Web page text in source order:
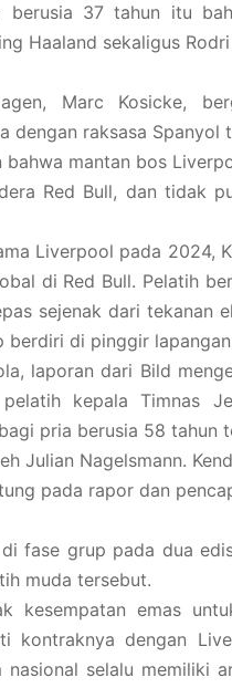
berusia 37 tahun itu
Haaland sekaligus
Marc Kosicke,
dengan raksasa Spanyol
bahwa mantan bos
Red Bull, dan tidak
Liverpool pada 2024,
di Red Bull. Pelatih
sejenak dari tekanan
berdiri di pinggir
laporan dari Bild
kepala Timnas
pria berusia 58 tahun
Julian Nagelsmann.
pada rapor dan
fase grup pada dua
muda tersebut.
kesempatan emas
kontraknya dengan
selalu memiliki